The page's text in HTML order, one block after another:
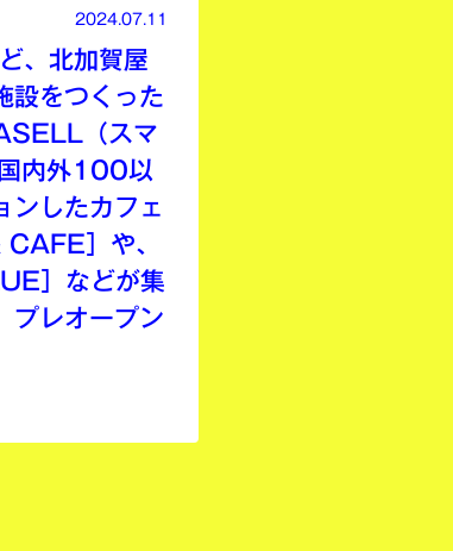
2024.07.11
、北加賀屋
設をつくった
（スマ
内外100以
ンしたカフェ
］や、
］などが集
レオープン